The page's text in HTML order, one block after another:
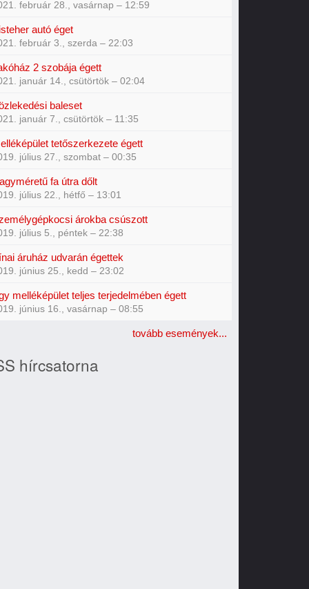
február 28., vasárnap – 12:59
autó éget
február 3., szerda – 22:03
2 szobája égett
január 14., csütörtök – 02:04
baleset
január 7., csütörtök – 11:35
tetőszerkezete égett
július 27., szombat – 00:35
fa útra dőlt
július 22., hétfő – 13:01
árokba csúszott
július 5., péntek – 22:38
áruház udvarán égettek
június 25., kedd – 23:02
melléképület teljes terjedelmében égett
június 16., vasárnap – 08:55
tovább események...
hírcsatorna